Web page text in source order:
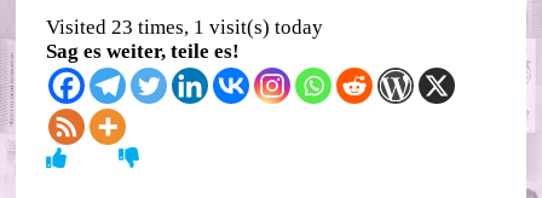
Visited 23 times, 1 visit(s) today
Sag es weiter, teile es!